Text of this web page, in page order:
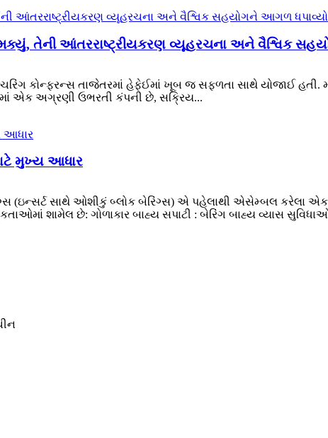
તેની આંતરરાષ્ટ્રીયકરણ વ્યૂહરચના અને વૈશ્વિક
કોન્ફરન્સ તાજેતરમાં હેફેઈમાં ખૂબ જ સફળતા સાથે યોજાઈ હતી.
એક અગ્રણી ઉભરતી કંપની છે, સક્રિય...
મુખ્ય આધાર
(ઇન્સર્ટ સાથે ઓશીકું બ્લોક બેરિંગ્સ) એ પહેલાથી એસેમ્બલ કરેલા
શામેલ છે: ‌ગોળાકાર બાહ્ય સપાટી ‌: બેરિંગ બાહ્ય વ્યાસ